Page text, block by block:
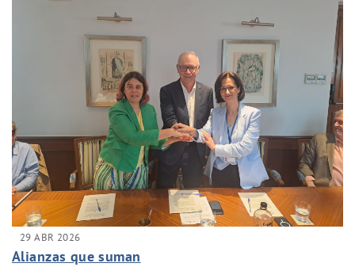
29 ABR 2026
Alianzas que suman